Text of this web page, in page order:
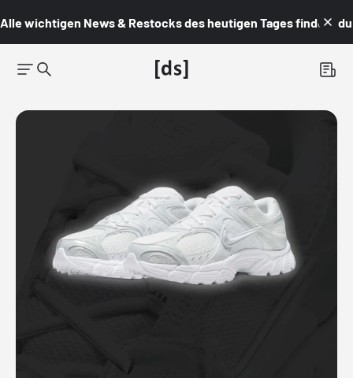
Alle wichtigen News & Restocks des heutigen Tages findest du